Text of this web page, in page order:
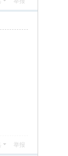
举报